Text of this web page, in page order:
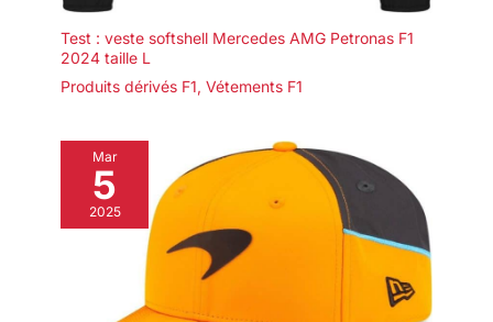
Test : veste softshell Mercedes AMG Petronas F1
2024 taille L
Produits dérivés F1, Vétements F1
Mar
5
2025